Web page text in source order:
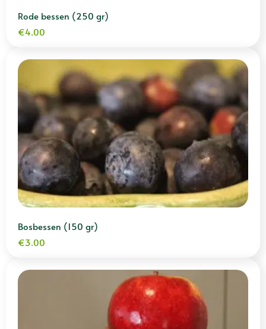
Rode bessen (250 gr)
€4.00
Bosbessen (150 gr)
€3.00